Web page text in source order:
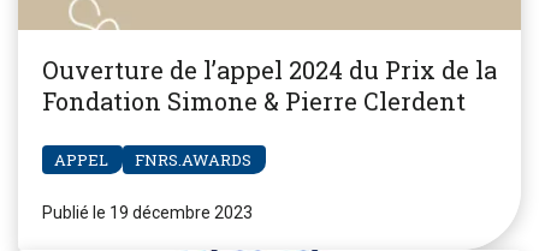
Ouverture de l’appel 2024 du Prix de la
Fondation Simone & Pierre Clerdent
APPEL FNRS.AWARDS
Publié le 19 décembre 2023